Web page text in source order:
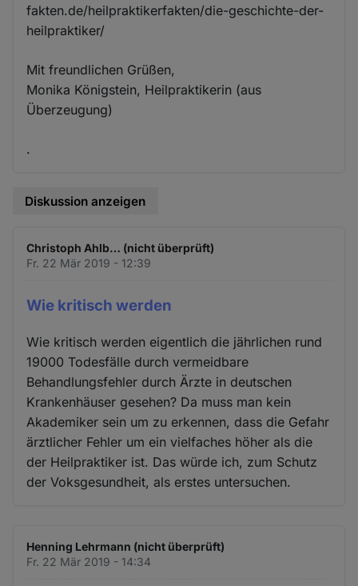
fakten.de/heilpraktikerfakten/die-geschichte-der-
heilpraktiker/
Mit freundlichen Grüßen,
Monika Königstein, Heilpraktikerin (aus
Überzeugung)
.
Diskussion anzeigen
Christoph Ahlb… (nicht überprüft)
Fr. 22 Mär 2019 - 12:39
Wie kritisch werden
Wie kritisch werden eigentlich die jährlichen rund
19000 Todesfälle durch vermeidbare
Behandlungsfehler durch Ärzte in deutschen
Krankenhäuser gesehen? Da muss man kein
Akademiker sein um zu erkennen, dass die Gefahr
ärztlicher Fehler um ein vielfaches höher als die
der Heilpraktiker ist. Das würde ich, zum Schutz
der Voksgesundheit, als erstes untersuchen.
Henning Lehrmann (nicht überprüft)
Fr. 22 Mär 2019 - 14:34